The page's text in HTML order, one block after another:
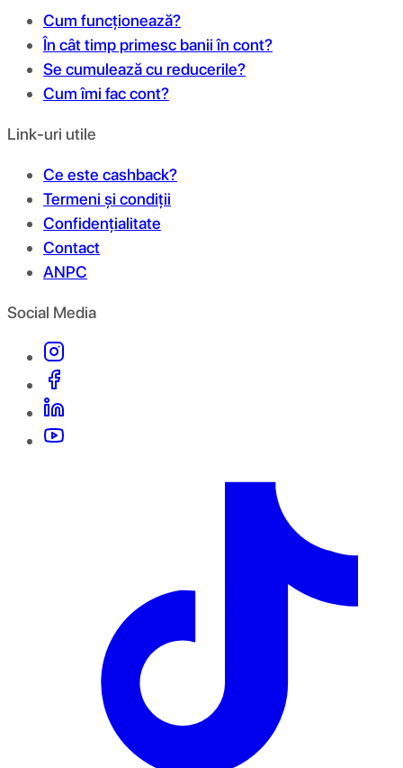
Cum funcționează?
În cât timp primesc banii în cont?
Se cumulează cu reducerile?
Cum îmi fac cont?
Link-uri utile
Ce este cashback?
Termeni și condiții
Confidențialitate
Contact
ANPC
Social Media